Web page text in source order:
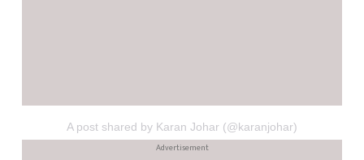
A post shared by Karan Johar (@karanjohar)